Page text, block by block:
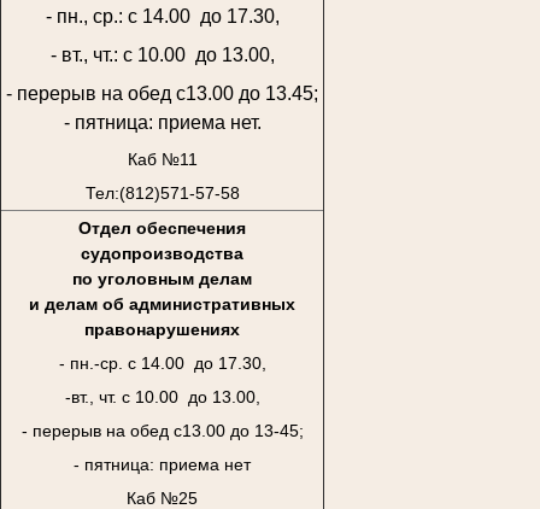
- пн., ср.: с 14.00 до 17.30,
- вт., чт.: с 10.00 до 13.00,
- перерыв на обед с13.00 до 13.45;
- пятница: приема нет.
Каб №11
Тел:(812)571-57-58
Отдел обеспечения
судопроизводства
по уголовным делам
и делам об административных
правонарушениях
- пн.-ср. с 14.00 до 17.30,
-вт., чт. с 10.00 до 13.00,
- перерыв на обед с13.00 до 13-45;
- пятница: приема нет
Каб №25